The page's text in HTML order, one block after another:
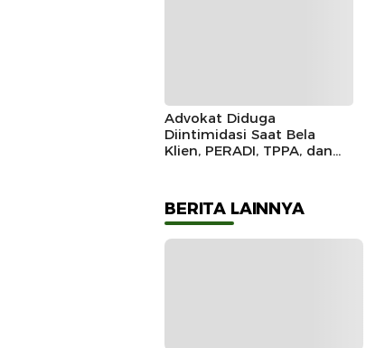
Advokat Diduga
Diintimidasi Saat Bela
Klien, PERADI, TPPA, dan
Dugaan Premanisme
BERITA LAINNYA